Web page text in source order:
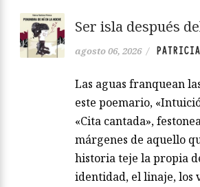
Ser isla después
agosto 06, 2026 /
Las aguas franquean
este poemario,
«Cita cantada»,
márgenes de aquello
historia teje la propia
identidad, el linaje, los